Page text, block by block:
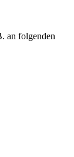
an folgenden